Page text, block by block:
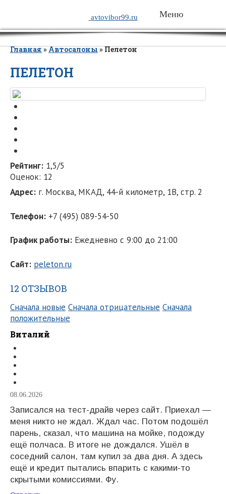
avtovibor99.ru Меню
Главная»Автосалоны»Пелетон
ПЕЛЕТОН
Рейтинг: 1,5/5
Оценок: 12
Адрес: г. Москва, МКАД, 44-й километр, 1В, cтр. 2
Телефон: +7 (495) 089-54-50
График работы: Ежедневно с 9:00 до 21:00
Сайт: peleton.ru
12 ОТЗЫВОВ
Сначала новые Сначала отрицательные Сначала
положительные
Виталий
08.06.2026
Записался на тест-драйв через сайт. Приехал —
меня никто не ждал. Ждал час. Потом подошёл
парень, сказал, что машина на мойке, подожду
ещё полчаса. В итоге не дождался. Ушёл в
соседний салон, там купил за два дня. А здесь
ещё и кредит пытались впарить с какими-то
скрытыми комиссиями. Фу.